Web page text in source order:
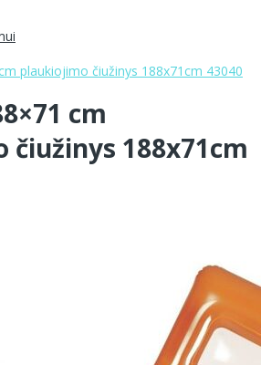
plaukiojimo čiužinys 188x71cm 43040
cm
188x71cm